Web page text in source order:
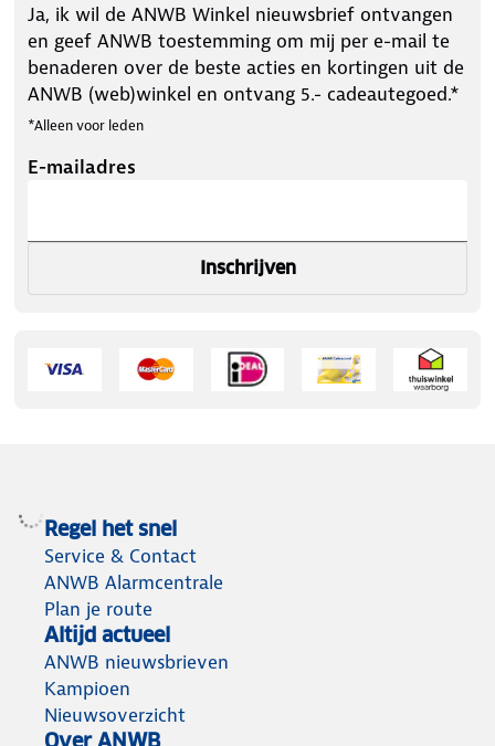
Ja, ik wil de ANWB Winkel nieuwsbrief ontvangen
en geef ANWB toestemming om mij per e-mail te
benaderen over de beste acties en kortingen uit de
ANWB (web)winkel en ontvang 5.- cadeautegoed.*
*Alleen voor leden
E-mailadres
Inschrijven
Regel het snel
Service & Contact
ANWB Alarmcentrale
Plan je route
Altijd actueel
ANWB nieuwsbrieven
Kampioen
Nieuwsoverzicht